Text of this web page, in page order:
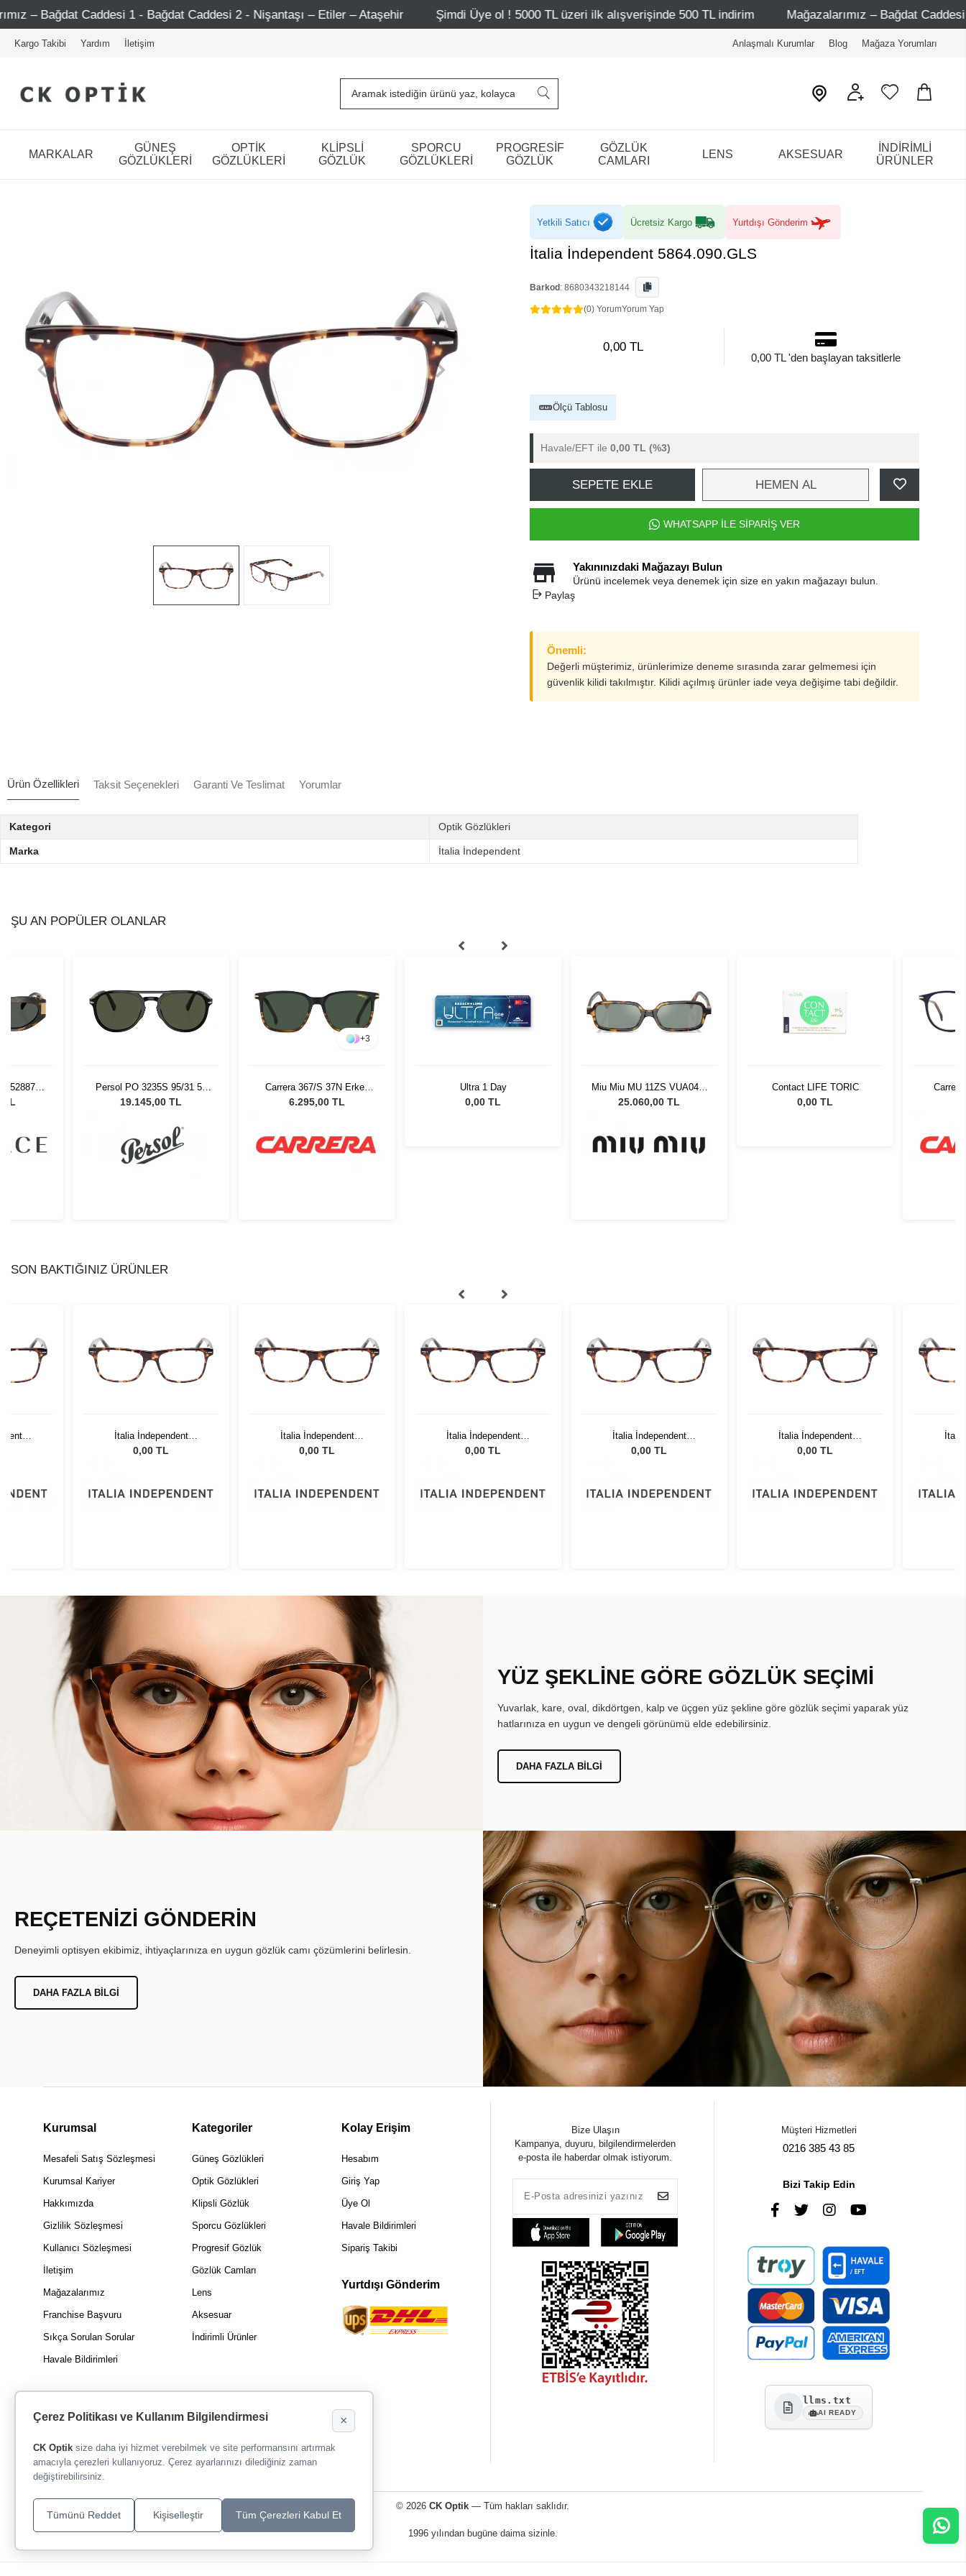
Caddesi 1 - Bağdat Caddesi 2 - Nişantaşı – Etiler – Ataşehir Şimdi Üye ol ! 5000 TL üzeri ilk alışverişinde 500 TL indirim Mağazalarımız – Bağdat Caddesi 1 - Bağdat
Kargo Takibi Yardım İletişim Anlaşmalı Kurumlar Blog Mağaza Yorumları
MARKALAR
GÜNEŞ
GÖZLÜKLERİ
OPTİK
GÖZLÜKLERİ
KLİPSLİ
GÖZLÜK
SPORCU
GÖZLÜKLERİ
PROGRESİF
GÖZLÜK
GÖZLÜK
CAMLARI
LENS AKSESUAR
İNDİRİMLİ
ÜRÜNLER
Yetkili Satıcı Ücretsiz Kargo Yurtdışı Gönderim
İtalia İndependent 5864.090.GLS
Barkod : 8680343218144
(0) YorumYorum Yap
0,00 TL
0,00 TL 'den başlayan taksitlerle
Ölçü Tablosu
Havale/EFT ile 0,00 TL (%3)
SEPETE EKLE HEMEN AL
WHATSAPP İLE SİPARİŞ VER
Yakınınızdaki Mağazayı Bulun
Ürünü incelemek veya denemek için size en yakın mağazayı bulun.
Paylaş
Önemli:
Değerli müşterimiz, ürünlerimize deneme sırasında zarar gelmemesi için
güvenlik kilidi takılmıştır. Kilidi açılmış ürünler iade veya değişime tabi değildir.
Ürün Özellikleri Taksit Seçenekleri Garanti Ve Teslimat Yorumlar
Kategori Optik Gözlükleri
Marka İtalia İndependent
ŞU AN POPÜLER OLANLAR
552887 -
TL
Persol PO 3235S 95/31 55
Unisex Güneş Gözlüğü
19.145,00 TL
+3
Carrera 367/S 37N Erkek
Güneş Gözlüğü
6.295,00 TL
Ultra 1 Day
0,00 TL
Miu Miu MU 11ZS VUA04M
51 Kadın Güneş Gözlüğü
25.060,00 TL
Contact LIFE TORIC
0,00 TL
SON BAKTIĞINIZ ÜRÜNLER
İtalia İndependent
5864.090.GLS
0,00 TL
İtalia İndependent
5864.090.GLS
0,00 TL
İtalia İndependent
5864.090.GLS
0,00 TL
İtalia İndependent
5864.090.GLS
0,00 TL
İtalia İndependent
5864.090.GLS
0,00 TL
YÜZ ŞEKLİNE GÖRE GÖZLÜK SEÇİMİ
Yuvarlak, kare, oval, dikdörtgen, kalp ve üçgen yüz şekline göre gözlük seçimi yaparak yüz
hatlarınıza en uygun ve dengeli görünümü elde edebilirsiniz.
DAHA FAZLA BILGI
REÇETENİZİ GÖNDERİN
Deneyimli optisyen ekibimiz, ihtiyaçlarınıza en uygun gözlük camı çözümlerini belirlesin.
DAHA FAZLA BILGI
Kurumsal
Mesafeli Satış Sözleşmesi
Kurumsal Kariyer
Hakkımızda
Gizlilik Sözleşmesi
Kullanıcı Sözleşmesi
İletişim
Mağazalarımız
Franchise Başvuru
Sıkça Sorulan Sorular
Havale Bildirimleri
Kategoriler
Güneş Gözlükleri
Optik Gözlükleri
Klipsli Gözlük
Sporcu Gözlükleri
Progresif Gözlük
Gözlük Camları
Lens
Aksesuar
İndirimli Ürünler
Kolay Erişim
Hesabım
Giriş Yap
Üye Ol
Havale Bildirimleri
Sipariş Takibi
Yurtdışı Gönderim
Bize Ulaşın
Kampanya, duyuru, bilgilendirmelerden
e-posta ile haberdar olmak istiyorum.
Müşteri Hizmetleri
0216 385 43 85
Bizi Takip Edin
llms.txt
AI READY
© 2026CK Optik — Tüm hakları saklıdır.
1996 yılından bugüne daima sizinle.
Çerez Politikası ve Kullanım Bilgilendirmesi ×
CK Optik size daha iyi hizmet verebilmek ve site performansını artırmak
amacıyla çerezleri kullanıyoruz. Çerez ayarlarınızı dilediğiniz zaman
değiştirebilirsiniz.
Tüm Çerezleri Kabul Et
Kişiselleştir
Tümünü Reddet